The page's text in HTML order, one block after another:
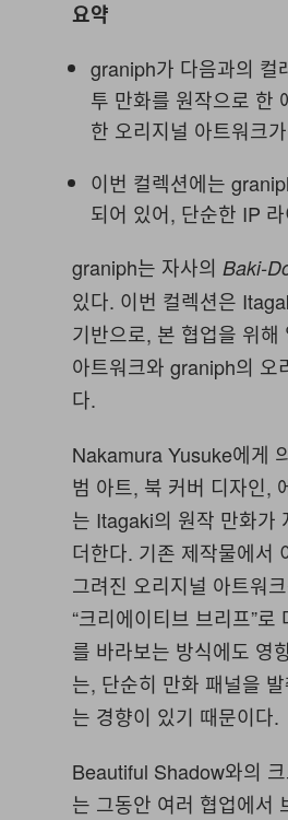
요약
graniph가 다음과의 컬
투 만화를 원작으로 한
한 오리지널 아트워크
이번 컬렉션에는
되어 있어, 단순한 IP
graniph는 자사의 Baki-
있다. 이번 컬렉션은
기반으로, 본 협업을 위
아트워크와 graniph의 오
다.
Nakamura Yusuke에게
범 아트, 북 커버 디자인,
는 Itagaki의 원작 만화가
더한다. 기존 제작물에서
그려진 오리지널 아트워
“크리에이티브 브리프”
를 바라보는 방식에도 영
는, 단순히 만화 패널을
는 경향이 있기 때문이다.
Beautiful Shadow와의
는 그동안 여러 협업에서